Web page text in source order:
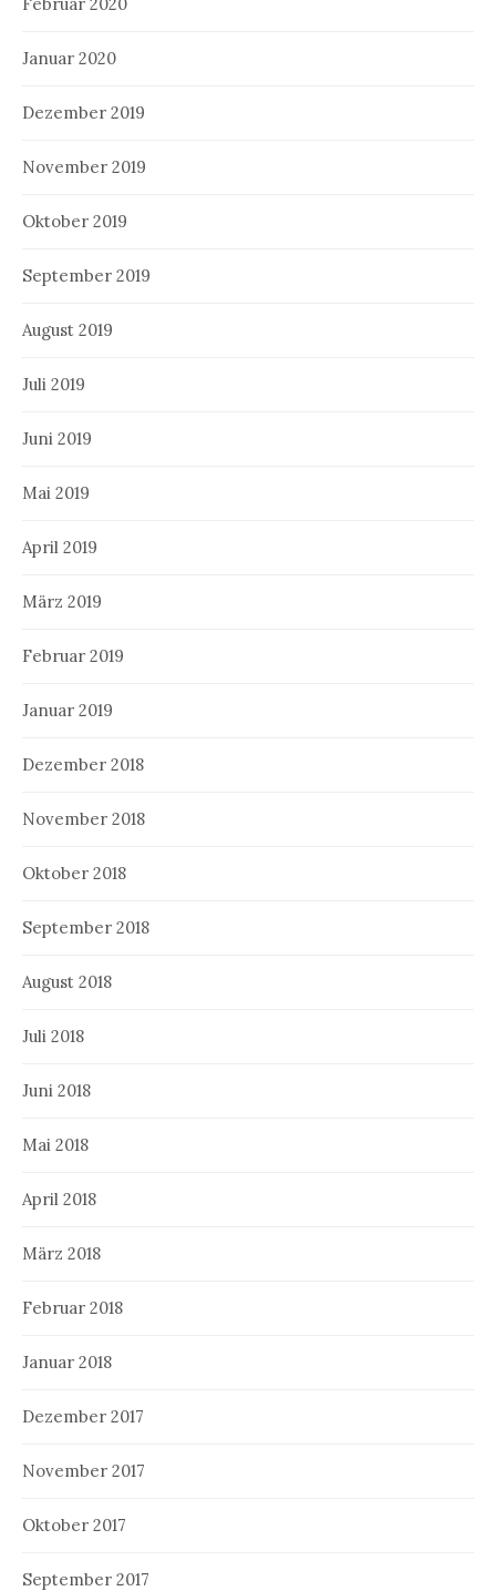
Januar 2020
Dezember 2019
November 2019
Oktober 2019
September 2019
August 2019
Juli 2019
Juni 2019
Mai 2019
April 2019
März 2019
Februar 2019
Januar 2019
Dezember 2018
November 2018
Oktober 2018
September 2018
August 2018
Juli 2018
Juni 2018
Mai 2018
April 2018
März 2018
Februar 2018
Januar 2018
Dezember 2017
November 2017
Oktober 2017
September 2017